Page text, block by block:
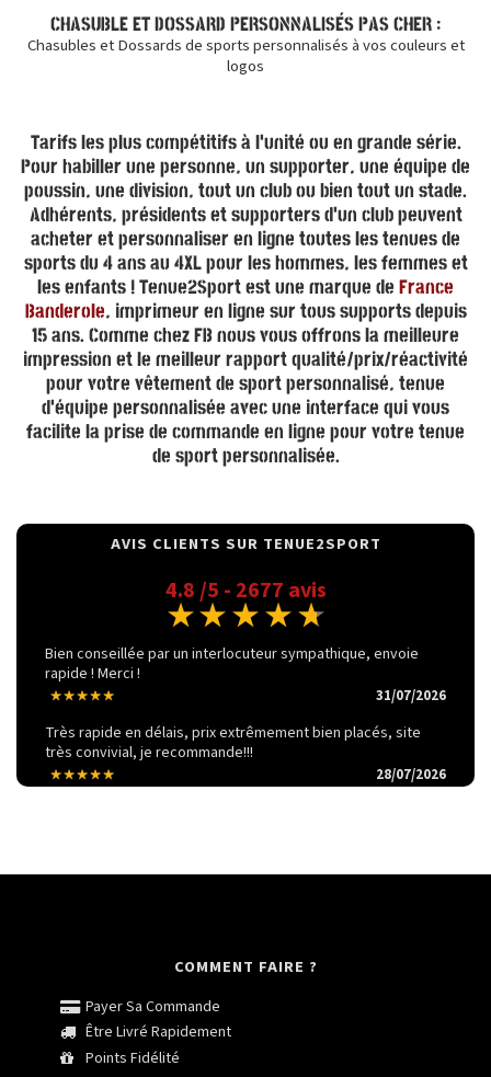
CHASUBLE ET DOSSARD PERSONNALISÉS PAS CHER :
Chasubles et Dossards de sports personnalisés à vos couleurs et
logos
Tarifs les plus compétitifs à l'unité ou en grande série.
Pour habiller une personne, un supporter, une équipe de
poussin, une division, tout un club ou bien tout un stade.
Adhérents, présidents et supporters d'un club peuvent
acheter et personnaliser en ligne toutes les tenues de
sports du 4 ans au 4XL pour les hommes, les femmes et
les enfants ! Tenue2Sport est une marque de France
Banderole, imprimeur en ligne sur tous supports depuis
15 ans. Comme chez FB nous vous offrons la meilleure
impression et le meilleur rapport qualité/prix/réactivité
pour votre vêtement de sport personnalisé, tenue
d'équipe personnalisée avec une interface qui vous
facilite la prise de commande en ligne pour votre tenue
de sport personnalisée.
AVIS CLIENTS SUR TENUE2SPORT
4.8 /5 - 2677 avis
Bien conseillée par un interlocuteur sympathique, envoie
rapide ! Merci !
31/07/2026
Très rapide en délais, prix extrêmement bien placés, site
très convivial, je recommande!!!
28/07/2026
COMMENT FAIRE ?
Payer Sa Commande
Être Livré Rapidement
Points Fidélité